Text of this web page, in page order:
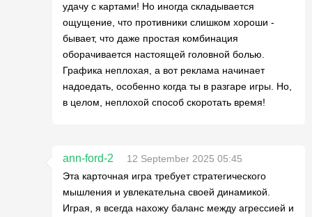
удачу с картами! Но иногда складывается
ощущение, что противники слишком хороши -
бывает, что даже простая комбинация
оборачивается настоящей головной болью.
Графика неплохая, а вот реклама начинает
надоедать, особенно когда ты в разгаре игры. Но,
в целом, неплохой способ скоротать время!
ann-ford-2
12 September 2025 05:45
Эта карточная игра требует стратегического
мышления и увлекательна своей динамикой.
Играя, я всегда нахожу баланс между агрессией и